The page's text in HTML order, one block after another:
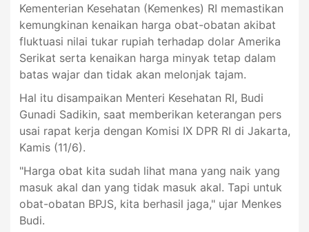
Kementerian Kesehatan (Kemenkes) RI memastikan
kemungkinan kenaikan harga obat-obatan akibat
fluktuasi nilai tukar rupiah terhadap dolar Amerika
Serikat serta kenaikan harga minyak tetap dalam
batas wajar dan tidak akan melonjak tajam.
Hal itu disampaikan Menteri Kesehatan RI, Budi
Gunadi Sadikin, saat memberikan keterangan pers
usai rapat kerja dengan Komisi IX DPR RI di Jakarta,
Kamis (11/6).
"Harga obat kita sudah lihat mana yang naik yang
masuk akal dan yang tidak masuk akal. Tapi untuk
obat-obatan BPJS, kita berhasil jaga," ujar Menkes
Budi.